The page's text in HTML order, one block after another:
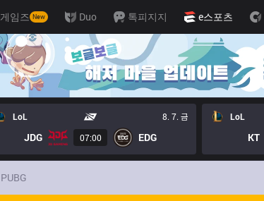
게임즈 New Duo 톡피지지 e스포츠
LoL 8. 7. 금
JDG 07:00 EDG
LoL
KT
PUBG